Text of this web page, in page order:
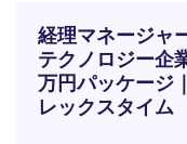
経理マネージャ
テクノロジー企
万円パッケージ
レックスタイム